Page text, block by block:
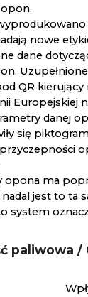
nowe
dane
QR kierujący
Europejskiej
danej
się
opona ma
jest to ta
system
paliwowa /